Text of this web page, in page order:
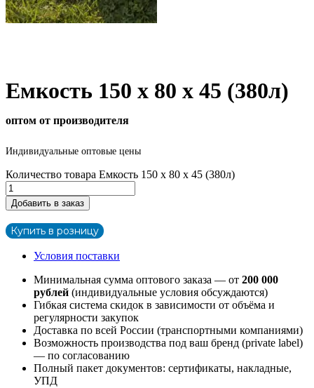
Емкость 150 х 80 х 45 (380л)
оптом от производителя
Индивидуальные оптовые цены
Количество товара Емкость 150 х 80 х 45 (380л)
Добавить в заказ
Купить в розницу
Условия поставки
Минимальная сумма оптового заказа — от 200 000
рублей (индивидуальные условия обсуждаются)
Гибкая система скидок в зависимости от объёма и
регулярности закупок
Доставка по всей России (транспортными компаниями)
Возможность производства под ваш бренд (private label)
— по согласованию
Полный пакет документов: сертификаты, накладные,
УПД